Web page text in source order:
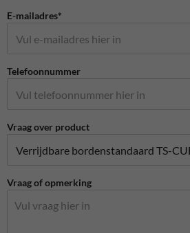
E-mailadres*
Telefoonnummer
Vraag over product
Vraag of opmerking